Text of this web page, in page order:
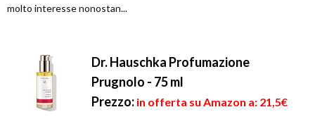
molto interesse nonostan...
Dr. Hauschka Profumazione
Prugnolo - 75 ml
Prezzo: in offerta su Amazon a: 21,5€